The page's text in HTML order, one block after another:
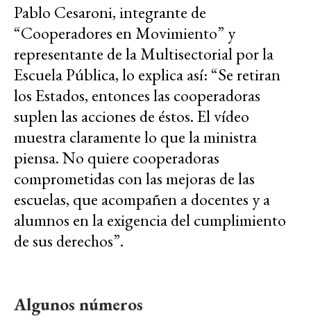
Pablo Cesaroni, integrante de
“Cooperadores en Movimiento” y
representante de la Multisectorial por la
Escuela Pública, lo explica así: “Se retiran
los Estados, entonces las cooperadoras
suplen las acciones de éstos. El vídeo
muestra claramente lo que la ministra
piensa. No quiere cooperadoras
comprometidas con las mejoras de las
escuelas, que acompañen a docentes y a
alumnos en la exigencia del cumplimiento
de sus derechos”.
Algunos números